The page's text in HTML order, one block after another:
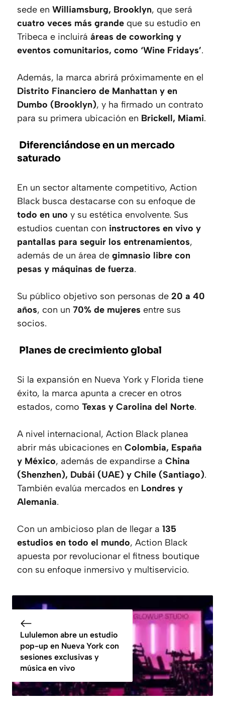
sede en Williamsburg, Brooklyn, que será
cuatro veces más grande que su estudio en
Tribeca e incluirá áreas de coworking y
eventos comunitarios, como ‘Wine Fridays’.
Además, la marca abrirá próximamente en el
Distrito Financiero de Manhattan y en
Dumbo (Brooklyn), y ha firmado un contrato
para su primera ubicación en Brickell, Miami.
Diferenciándose en un mercado
saturado
En un sector altamente competitivo, Action
Black busca destacarse con su enfoque de
todo en uno y su estética envolvente. Sus
estudios cuentan con instructores en vivo y
pantallas para seguir los entrenamientos,
además de un área de gimnasio libre con
pesas y máquinas de fuerza.
Su público objetivo son personas de 20 a 40
años, con un 70% de mujeres entre sus
socios.
Planes de crecimiento global
Si la expansión en Nueva York y Florida tiene
éxito, la marca apunta a crecer en otros
estados, como Texas y Carolina del Norte.
A nivel internacional, Action Black planea
abrir más ubicaciones en Colombia, España
y México, además de expandirse a China
(Shenzhen), Dubái (UAE) y Chile (Santiago).
También evalúa mercados en Londres y
Alemania.
Con un ambicioso plan de llegar a 135
estudios en todo el mundo, Action Black
apuesta por revolucionar el fitness boutique
con su enfoque inmersivo y multiservicio.
Lululemon abre un estudio
pop-up en Nueva York con
sesiones exclusivas y
música en vivo